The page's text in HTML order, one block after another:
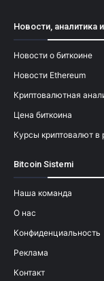
Новости, аналитика
Новости о биткоине
Новости Ethereum
Криптовалютная
Цена биткоина
Курсы криптовалют
Bitcoin Sistemi
Наша команда
О нас
Конфиденциальность
Реклама
Контакт